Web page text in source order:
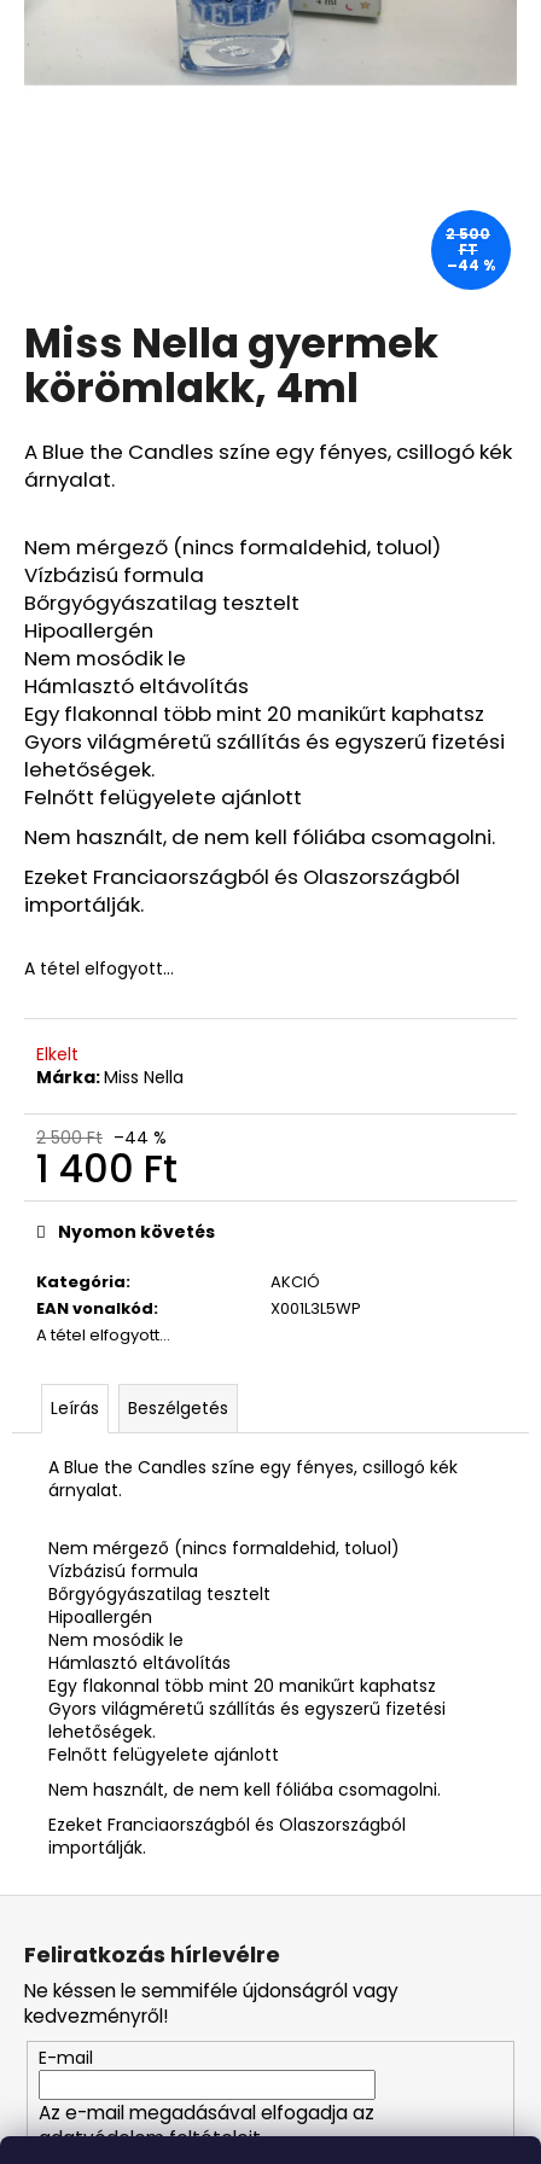
Miss Nella gyermek
körömlakk, 4ml
A Blue the Candles színe egy fényes, csillogó kék
árnyalat.
Nem mérgező (nincs formaldehid, toluol)
Vízbázisú formula
Bőrgyógyászatilag tesztelt
Hipoallergén
Nem mosódik le
Hámlasztó eltávolítás
Egy flakonnal több mint 20 manikűrt kaphatsz
Gyors világméretű szállítás és egyszerű fizetési
lehetőségek.
Felnőtt felügyelete ajánlott
Nem használt, de nem kell fóliába csomagolni.
Ezeket Franciaországból és Olaszországból
importálják.
A tétel elfogyott…
Elkelt
Márka:Miss Nella
2 500 Ft –44 %
1 400 Ft
Egységár:
Kategória:
AKCIÓ
EAN vonalkód:
X001L3L5WP
A tétel elfogyott…
Nyomon követés
2 500
FT
–44 %
Leírás Beszélgetés
A Blue the Candles színe egy fényes, csillogó kék
árnyalat.
Nem mérgező (nincs formaldehid, toluol)
Vízbázisú formula
Bőrgyógyászatilag tesztelt
Hipoallergén
Nem mosódik le
Hámlasztó eltávolítás
Egy flakonnal több mint 20 manikűrt kaphatsz
Gyors világméretű szállítás és egyszerű fizetési
lehetőségek.
Felnőtt felügyelete ajánlott
Nem használt, de nem kell fóliába csomagolni.
Ezeket Franciaországból és Olaszországból
importálják.
BEAUTY
OF
JOSEON
MATTE
SUN
MUGWORT
+
CAMELIA
2
060
Ft
Korábbi:
3
880
Ft
L
Feliratkozás hírlevélre
Ne késsen le semmiféle újdonságról vagy
kedvezményről!
E-mail
Az e-mail megadásával elfogadja az
adatvédelem feltételeit.